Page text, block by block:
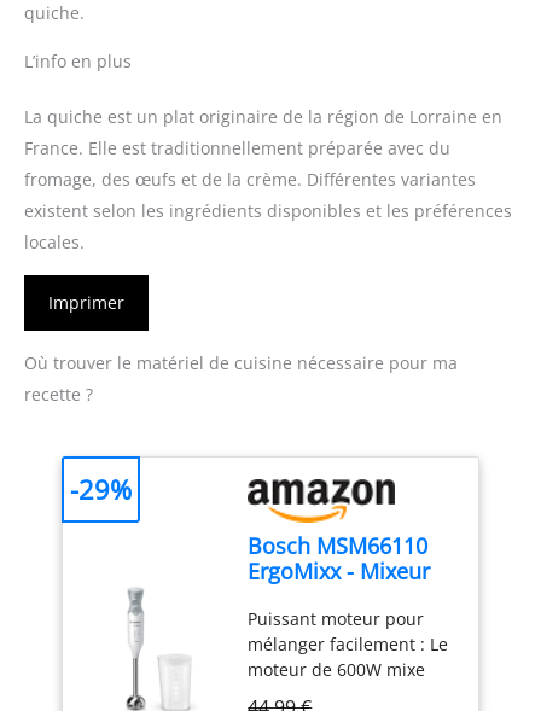
quiche.
L’info en plus
La quiche est un plat originaire de la région de Lorraine en
France. Elle est traditionnellement préparée avec du
fromage, des œufs et de la crème. Différentes variantes
existent selon les ingrédients disponibles et les préférences
locales.
Imprimer
Où trouver le matériel de cuisine nécessaire pour ma
recette ?
Bosch MSM66110
ErgoMixx - Mixeur
vitesses
Puissant moteur pour
mélanger facilement : Le
moteur de 600W mixe
-29%